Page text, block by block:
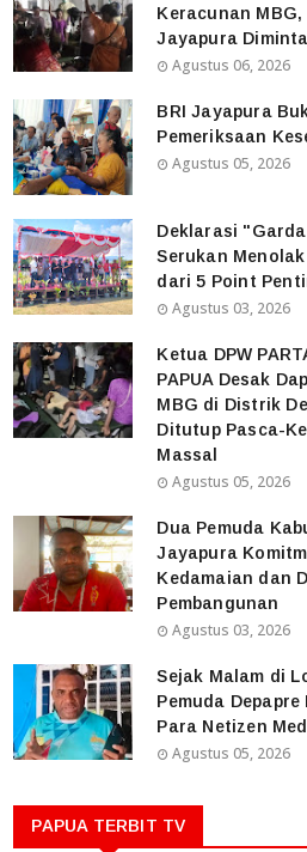
Keracunan MBG,
Jayapura
Agustus 06, 2026
BRI Jayapura
Pemeriksaan
Agustus 05, 2026
Deklarasi
Serukan
dari 5 Point
Agustus 03, 2026
Ketua DPW
PAPUA Desak
MBG di Distrik
Ditutup Pasca-
Massal
Agustus 05, 2026
Dua Pemuda
Jayapura
Kedamaian dan
Pembangunan
Agustus 03, 2026
Sejak Malam di
Pemuda Depapre
Para Netizen
Agustus 05, 2026
PAPUA TERBIT TV